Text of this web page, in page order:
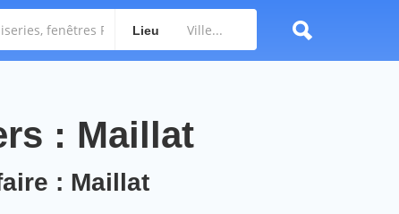
Lieu
: Maillat
: Maillat